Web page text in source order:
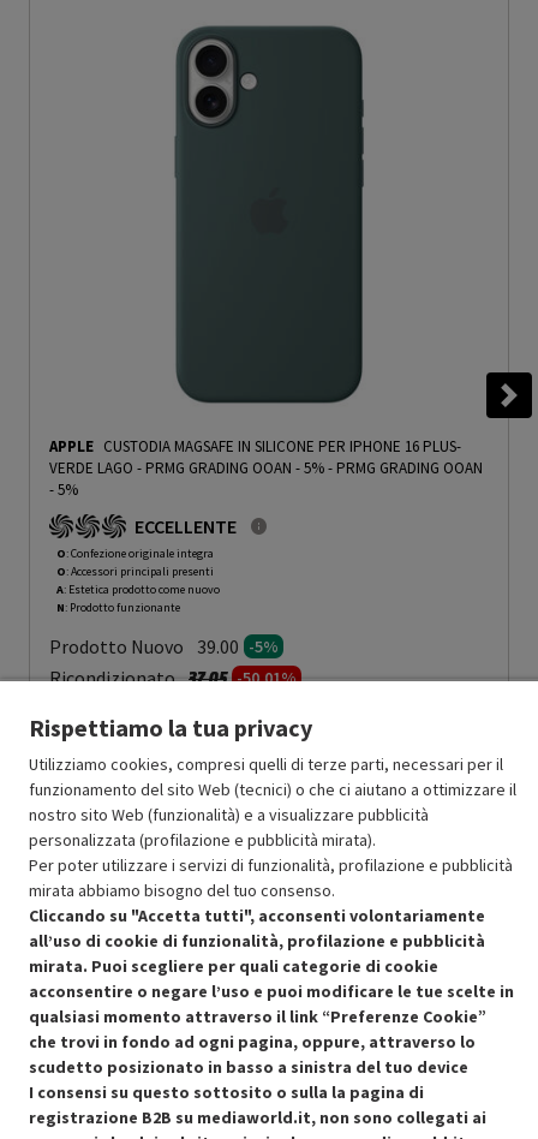
APPLE CUSTODIA MAGSAFE IN SILICONE PER IPHONE 16 PLUS-
VERDE LAGO - PRMG GRADING OOAN - 5%- PRMG GRADING OOAN
- 5%
ECCELLENTE
O: Confezione originale integra
O: Accessori principali presenti
A: Estetica prodotto come nuovo
N: Prodotto funzionante
Prodotto Nuovo 39.00 -5%
Ricondizionato Prezzo ridotto da
37.05a-50.01%
18.52
Aggiungi al carrello
SCONTO RICONDIZIONATI
Approfitta dello sconto del 50% sul prodotto ricondizionato.
Condizioni generali di vendita
Cookie Policy
Recedere dal contratto qui
Rispettiamo la tua privacy
Utilizziamo cookies, compresi quelli di terze parti, necessari per il
funzionamento del sito Web (tecnici) o che ci aiutano a ottimizzare il
nostro sito Web (funzionalità) e a visualizzare pubblicità
personalizzata (profilazione e pubblicità mirata).
Per poter utilizzare i servizi di funzionalità, profilazione e pubblicità
mirata abbiamo bisogno del tuo consenso.
Cliccando su "Accetta tutti", acconsenti volontariamente
all’uso di cookie di funzionalità, profilazione e pubblicità
mirata. Puoi scegliere per quali categorie di cookie
acconsentire o negare l’uso e puoi modificare le tue scelte in
qualsiasi momento attraverso il link “Preferenze Cookie”
che trovi in fondo ad ogni pagina, oppure, attraverso lo
scudetto posizionato in basso a sinistra del tuo device
I consensi su questo sottosito o sulla la pagina di
registrazione B2B su mediaworld.it, non sono collegati ai